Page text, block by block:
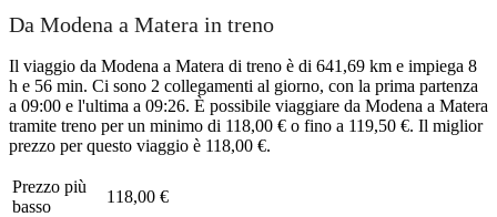
Da Modena a Matera in treno
Il viaggio da Modena a Matera di treno è di 641,69 km e impiega 8
h e 56 min. Ci sono 2 collegamenti al giorno, con la prima partenza
a 09:00 e l'ultima a 09:26. È possibile viaggiare da Modena a Matera
tramite treno per un minimo di 118,00 € o fino a 119,50 €. Il miglior
prezzo per questo viaggio è 118,00 €.
Prezzo più
basso
118,00 €